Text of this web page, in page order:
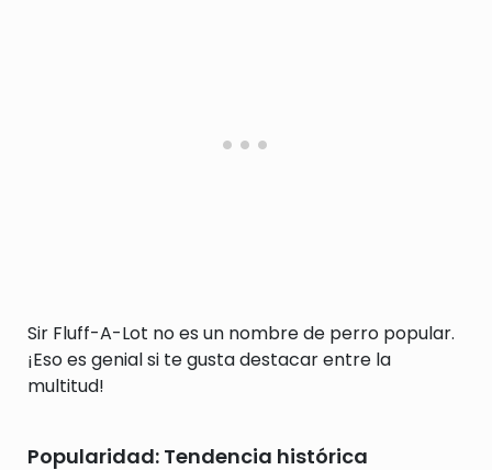
Sir Fluff-A-Lot no es un nombre de perro popular.
¡Eso es genial si te gusta destacar entre la
multitud!
Popularidad: Tendencia histórica